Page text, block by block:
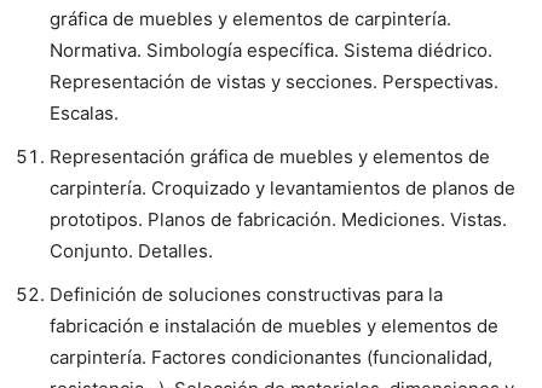
gráfica de muebles y elementos de carpintería.
Normativa. Simbología específica. Sistema diédrico.
Representación de vistas y secciones. Perspectivas.
Escalas.
Representación gráfica de muebles y elementos de
carpintería. Croquizado y levantamientos de planos de
prototipos. Planos de fabricación. Mediciones. Vistas.
Conjunto. Detalles.
Definición de soluciones constructivas para la
fabricación e instalación de muebles y elementos de
carpintería. Factores condicionantes (funcionalidad,